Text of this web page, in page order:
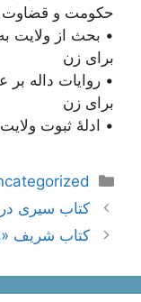
حکومت و قضاوت
• بحث از ولایت
برای زن
• روایات داله
برای زن
• ادلۀ ثبوت
دسته‌ها
ناوبری
نوشته‌ها
کتاب سیری در
کتاب شریف